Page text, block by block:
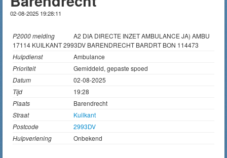
02-08-2025 19:28:11
P2000 melding
A2 DIA DIRECTE INZET AMBULANCE JA) AMBU
17114 KUILKANT 2993DV BARENDRECHT BARDRT BON 114473
Hulpdienst
Ambulance
Prioriteit
Gemiddeld, gepaste spoed
Datum
02-08-2025
Tijd
19:28
Plaats
Barendrecht
Straat
Kuilkant
Postcode
2993DV
Hulpverlening
Onbekend